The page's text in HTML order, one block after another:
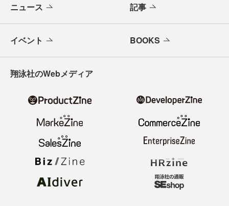
ニュース 記事
イベント BOOKS
翔泳社のWebメディア